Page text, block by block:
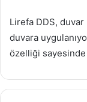
Lirefa DDS, duvar
duvara
özelliği